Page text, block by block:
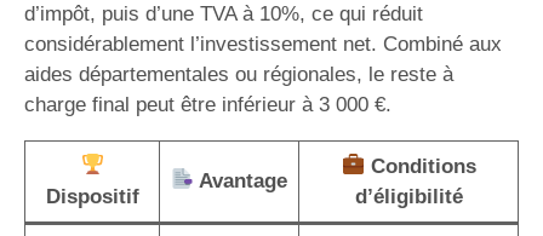
d’impôt, puis d’une TVA à 10%, ce qui réduit
considérablement l’investissement net. Combiné aux
aides départementales ou régionales, le reste à
charge final peut être inférieur à 3 000 €.
Dispositif
Avantage
Conditions
d’éligibilité